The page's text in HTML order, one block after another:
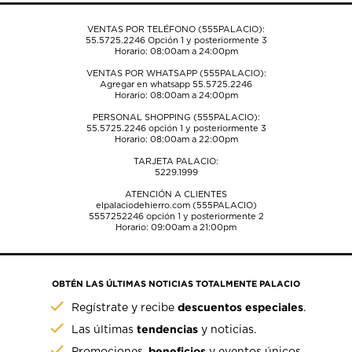
envío.envío.envío.envío.envío.
VENTAS POR TELÉFONO (555PALACIO):
55.5725.2246Opción 1 y posteriormente 3
Horario: 08:00am a 24:00pm
VENTAS POR WHATSAPP (555PALACIO):
Agregar en whatsapp 55.5725.2246
Horario: 08:00am a 24:00pm
PERSONAL SHOPPING (555PALACIO):
55.5725.2246opción 1 y posteriormente 3
Horario: 08:00am a 22:00pm
TARJETA PALACIO:
5229.1999
ATENCIÓN A CLIENTES
elpalaciodehierro.com (555PALACIO)
5557252246opción 1 y posteriormente 2
Horario: 09:00am a 21:00pm
OBTÉN LAS ÚLTIMAS NOTICIAS TOTALMENTE PALACIO
Regístrate y recibedescuentos especiales.
Las últimastendencias y noticias.